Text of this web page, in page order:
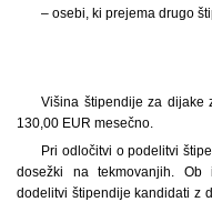
– osebi, ki prejema drugo
Višina štipendije za dijake
130,00 EUR mesečno.
Pri odločitvi o podelitvi
dosežki na tekmovanjih. Ob
dodelitvi štipendije kandidati z